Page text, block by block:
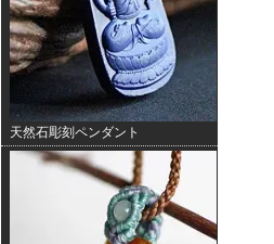
天然石彫刻ペンダント